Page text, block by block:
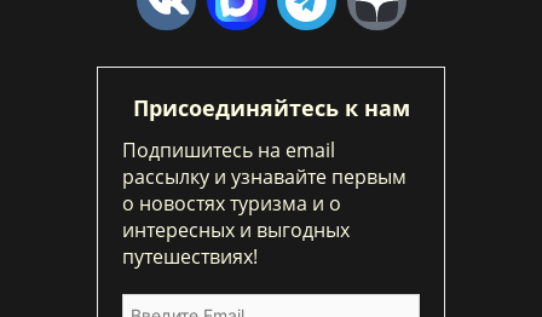
Присоединяйтесь к нам
Подпишитесь на email
рассылку и узнавайте первым
о новостях туризма и о
интересных и выгодных
путешествиях!